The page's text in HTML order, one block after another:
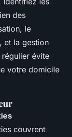
des
le
et la gestion
évite
votre domicile
couvrent